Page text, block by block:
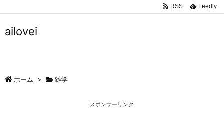
RSS Feedly
ailovei
ホーム > 雑学
スポンサーリンク